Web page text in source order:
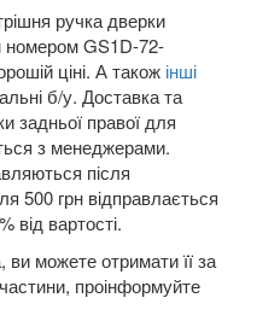
ручка дверки
номером GS1D-72-
ціні. А також інші
б/у. Доставка та
задньої правої для
з менеджерами.
після
500 грн відправлається
від вартості.
ви можете отримати її за
проінформуйте